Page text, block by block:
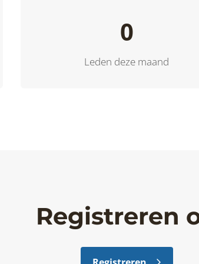
0
Leden deze maand
Registreren